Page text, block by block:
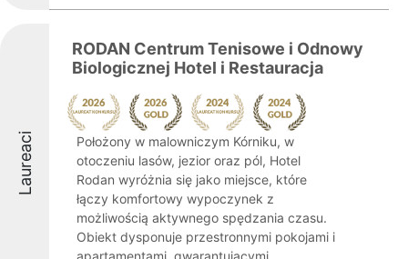
Laureaci
RODAN Centrum Tenisowe i Odnowy
Biologicznej Hotel i Restauracja
Położony w malowniczym Kórniku, w
otoczeniu lasów, jezior oraz pól, Hotel
Rodan wyróżnia się jako miejsce, które
łączy komfortowy wypoczynek z
możliwością aktywnego spędzania czasu.
Obiekt dysponuje przestronnymi pokojami i
apartamentami, gwarantującymi ...